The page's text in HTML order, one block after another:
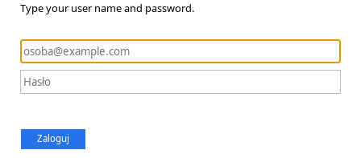
Type your user name and password.
Zaloguj